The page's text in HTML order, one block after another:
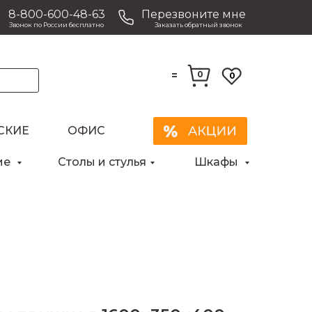
8-800-600-48-63
Звонок по России бесплатно
Перезвоните мне
Заказать обратный звонок
0
= 0
ОФИС
Столы и стулья Шкафы